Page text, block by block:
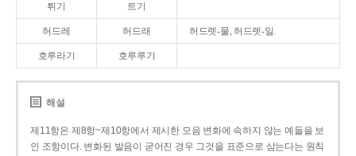
튀기 트기
허드레 허드래 허드렛-물, 허드렛-일.
호루라기 호루루기
해설
제11항은 제8항~제10항에서 제시한 모음 변화에 속하지 않는 예들을 보
인 조항이다. 변화된 발음이 굳어진 경우 그것을 표준으로 삼는다는 원칙